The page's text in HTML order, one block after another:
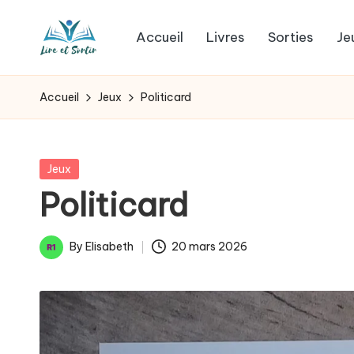
L
i
e
e
t
s
o
livres
pour
les
goûts,
des
pour
les
jours.
Accueil Livres Sorties
Accueil Jeux Politicard
Posted
Jeux
Politicard
Posted
By Elisabeth 20 mars 2026